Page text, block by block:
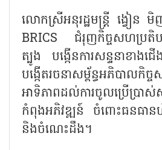
លោកស្រីអនុរដ្ឋមន្ត្រី ង្វៀន
BRICS ជំរុញកិច្ចសហប្រតិប
ត្បូង បង្កើនការសន្ទនាខាងជ
បង្កើតរចនាសម្ព័ន្ធអភិបា
អាទិភាពដល់ការចូលប្រើប្រា
កំពុងអភិវឌ្ឍន៍ ចំពោះធនធានហិរ
និងចំណេះដឹង។